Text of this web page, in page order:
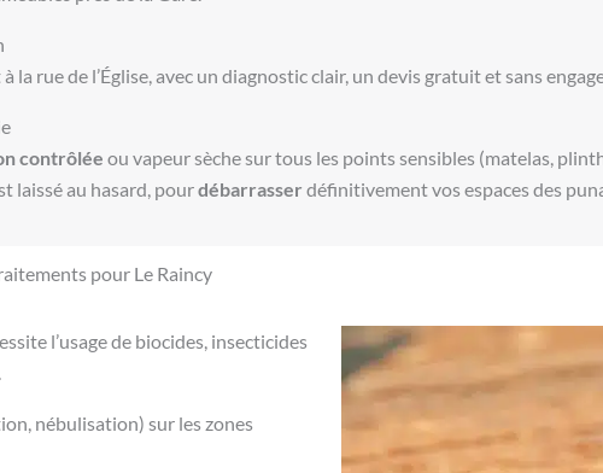
rue de l’Église, avec un diagnostic clair, un devis gratuit et sans
contrôlée ou vapeur sèche sur tous les points sensibles (matelas,
laissé au hasard, pourdébarrasser définitivement vos espaces des
pour Le Raincy
l’usage de biocides, insecticides
nébulisation) sur les zones